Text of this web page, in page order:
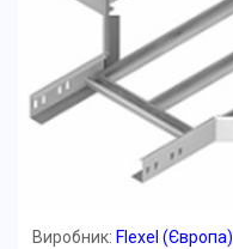
Виробник: Flexel (Європа)